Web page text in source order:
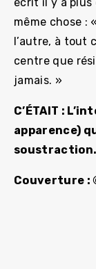
même chose :
l’autre, à tout
centre que
jamais. »
C’ÉTAIT :
apparence)
soustraction.
Couverture :